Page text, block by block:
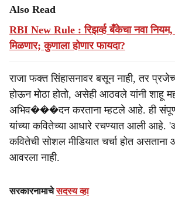
Also Read
RBI New Rule : रिझर्व्ह बँकेचा नवा
मिळणार; कुणाला होणार फायदा?
राजा फक्त सिंहासनावर बसून नाही, तर
होऊन मोठा होतो, असेही आठवले यांनी शाहू
अभिव���दन करताना म्हटले आहे. ही
यांच्या कवितेच्या आधारे रचण्यात आली आहे.
कवितेची सोशल मीडियात चर्चा होत असताना
आवरला नाही.
सरकारनामाचेसदस्य व्हा